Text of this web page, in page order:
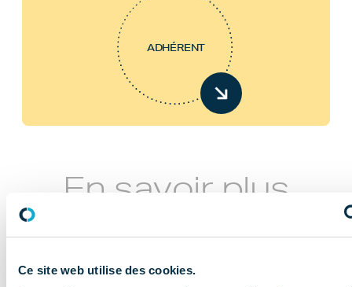
Ce site web utilise des cookies.
ADHÉRENT
En savoir plus